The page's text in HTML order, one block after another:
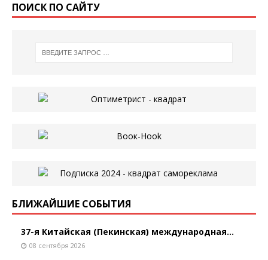
ПОИСК ПО САЙТУ
БЛИЖАЙШИЕ СОБЫТИЯ
37-я Китайская (Пекинская) международная...
08 сентября 2026